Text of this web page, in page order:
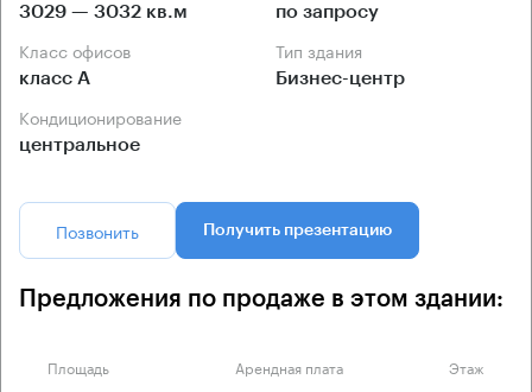
3029 — 3032 кв.м по запросу
Класс офисов
класс А
Тип здания
Бизнес-центр
Кондиционирование
центральное
Позвонить Получить презентацию
Предложения по продаже в этом здании:
Площадь Арендная плата Этаж